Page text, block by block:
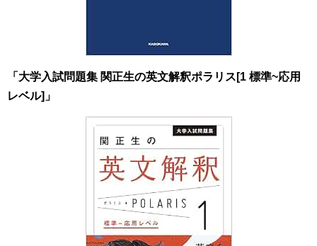
「 大学入試問題集 関正生の英文解釈ポラリス[1 標準~応用
レベル] 」